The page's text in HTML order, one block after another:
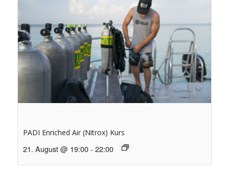
PADI Enriched Air (Nitrox) Kurs
21. August @ 19:00 - 22:00